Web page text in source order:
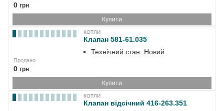
0 грн
Купити
КОТЛИ
Клапан 581-61.035
Технічний стан: Новий
Продано
0 грн
Купити
КОТЛИ
Клапан відсічний 416-263.351